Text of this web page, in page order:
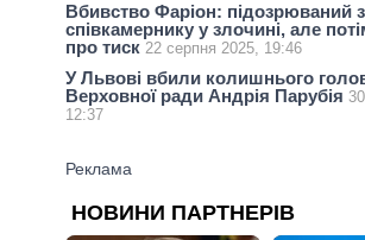
Вбивство Фаріон: підозрюваний
співкамернику у злочині, але
про тиск 22 серпня 2025, 19:46
У Львові вбили колишнього
Верховної ради Андрія Парубія
12:37